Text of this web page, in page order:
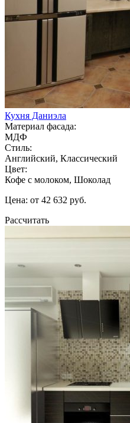
Кухня Даниэла
Материал фасада:
МДФ
Стиль:
Английский, Классический
Цвет:
Кофе с молоком, Шоколад
Цена: от 42 632 руб.
Рассчитать